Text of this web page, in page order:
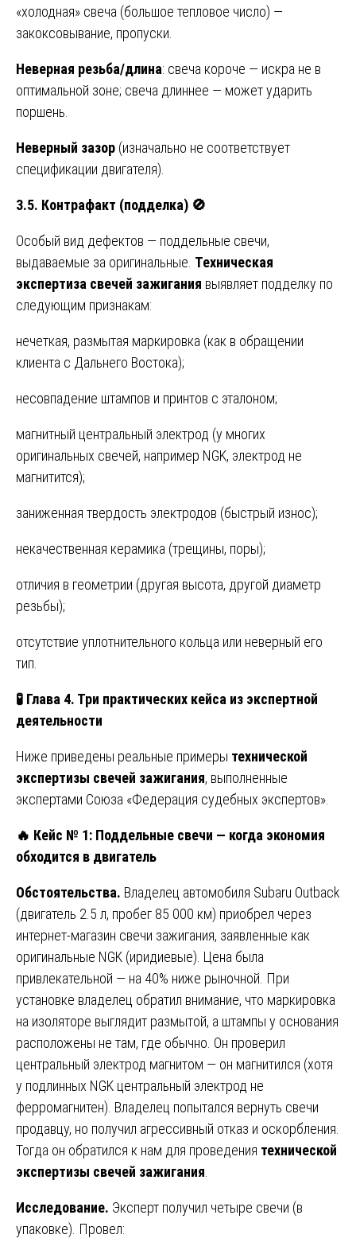
«холодная» свеча (большое тепловое число) —
закоксовывание, пропуски.
Неверная резьба/длина: свеча короче — искра не в
оптимальной зоне; свеча длиннее — может ударить
поршень.
Неверный зазор (изначально не соответствует
спецификации двигателя).
3.5. Контрафакт (подделка) 🚫
Особый вид дефектов — поддельные свечи,
выдаваемые за оригинальные. Техническая
экспертиза свечей зажигания выявляет подделку по
следующим признакам:
нечеткая, размытая маркировка (как в обращении
клиента с Дальнего Востока);
несовпадение штампов и принтов с эталоном;
магнитный центральный электрод (у многих
оригинальных свечей, например NGK, электрод не
магнитится);
заниженная твердость электродов (быстрый износ);
некачественная керамика (трещины, поры);
отличия в геометрии (другая высота, другой диаметр
резьбы);
отсутствие уплотнительного кольца или неверный его
тип.
🧪 Глава 4. Три практических кейса из экспертной
деятельности
Ниже приведены реальные примеры технической
экспертизы свечей зажигания, выполненные
экспертами Союза «Федерация судебных экспертов».
🔥 Кейс № 1: Поддельные свечи — когда экономия
обходится в двигатель
Обстоятельства. Владелец автомобиля Subaru Outback
(двигатель 2.5 л, пробег 85 000 км) приобрел через
интернет-магазин свечи зажигания, заявленные как
оригинальные NGK (иридиевые). Цена была
привлекательной — на 40% ниже рыночной. При
установке владелец обратил внимание, что маркировка
на изоляторе выглядит размытой, а штампы у основания
расположены не там, где обычно. Он проверил
центральный электрод магнитом — он магнитился (хотя
у подлинных NGK центральный электрод не
ферромагнитен). Владелец попытался вернуть свечи
продавцу, но получил агрессивный отказ и оскорбления.
Тогда он обратился к нам для проведения технической
экспертизы свечей зажигания.
Исследование. Эксперт получил четыре свечи (в
упаковке). Провел: